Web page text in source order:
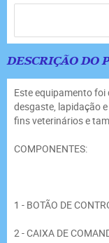
DESCRIÇÃO DO
Este equipamento
desgaste, lapidação
fins veterinários e
COMPONENTES:
1 - BOTÃO DE
2 - CAIXA DE